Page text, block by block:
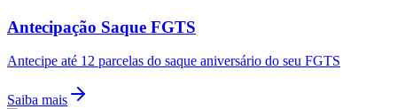
Antecipação Saque FGTS
Antecipe até 12 parcelas do saque aniversário do seu FGTS
Saiba mais